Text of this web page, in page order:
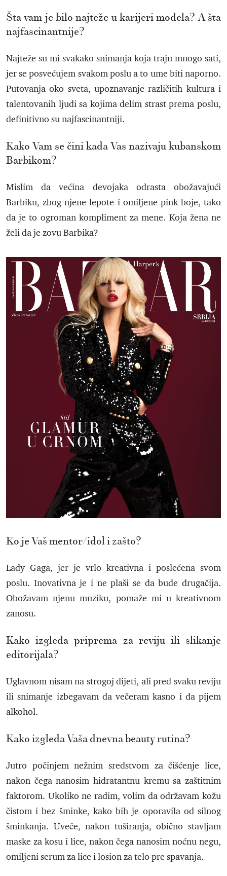
Šta vam je bilo najteže u karijeri modela? A šta
najfascinantnije?
Najteže su mi svakako snimanja koja traju mnogo sati,
jer se posvećujem svakom poslu a to ume biti naporno.
Putovanja oko sveta, upoznavanje različitih kultura i
talentovanih ljudi sa kojima delim strast prema poslu,
definitivno su najfascinantniji.
Kako Vam se čini kada Vas nazivaju kubanskom
Barbikom?
Mislim da većina devojaka odrasta obožavajući
Barbiku, zbog njene lepote i omiljene pink boje, tako
da je to ogroman kompliment za mene. Koja žena ne
želi da je zovu Barbika?
Ko je Vaš mentor/idol i zašto?
Lady Gaga, jer je vrlo kreativna i poslećena svom
poslu. Inovativna je i ne plaši se da bude drugačija.
Obožavam njenu muziku, pomaže mi u kreativnom
zanosu.
Kako izgleda priprema za reviju ili slikanje
editorijala?
Uglavnom nisam na strogoj dijeti, ali pred svaku reviju
ili snimanje izbegavam da večeram kasno i da pijem
alkohol.
Kako izgleda Vaša dnevna beauty rutina?
Jutro počinjem nežnim sredstvom za čišćenje lice,
nakon čega nanosim hidratantnu kremu sa zaštitnim
faktorom. Ukoliko ne radim, volim da održavam kožu
čistom i bez šminke, kako bih je oporavila od silnog
šminkanja. Uveče, nakon tuširanja, obično stavljam
maske za kosu i lice, nakon čega nanosim noćnu negu,
omiljeni serum za lice i losion za telo pre spavanja.